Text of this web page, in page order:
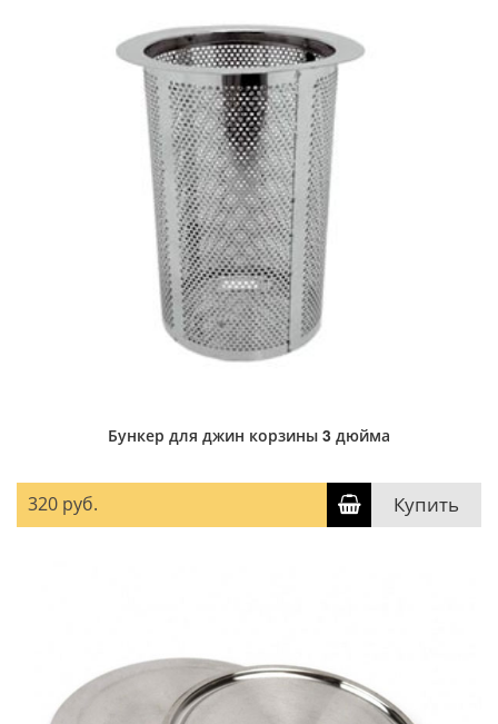
Бункер для джин корзины 3 дюйма
320 руб. Купить